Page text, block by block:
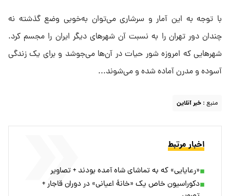
با توجه به این آمار و سرشاری می‌توان به‌خوبی وضع گذشته نه
چندان دور تهران را به نسبت آن شهرهای دیگر ایران را مجسم کرد.
شهرهایی که امروزه شور حیات در آن‌ها می‌جوشد و برای یک زندگی
آسوده و مدرن آماده شده و می‌شوند...
منبع : خبر آنلاین
اخبار مرتبط
«رعایایی» که به تماشای شاه آمده بودند + تصاویر
دکوراسیون خاص یک «خانۀ اعیانی» در دوران قاجار +